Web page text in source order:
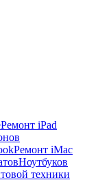
Ремонт iPad
Ремонт iMac
Ноутбуков
техники